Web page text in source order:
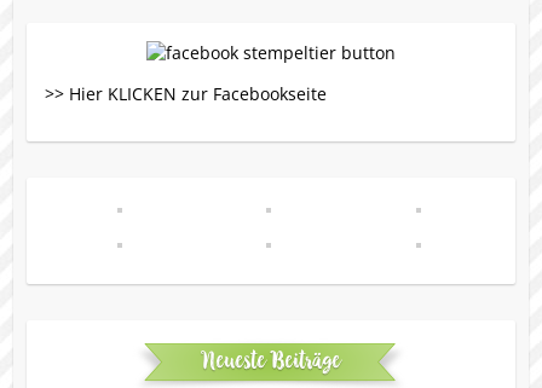
>> Hier KLICKEN zur Facebookseite
Neueste Beiträge